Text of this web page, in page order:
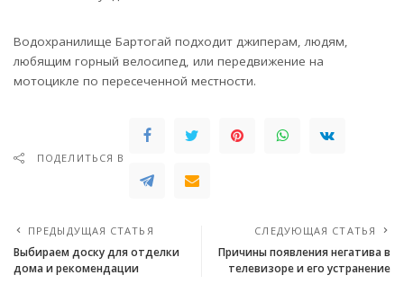
Водохранилище Бартогай подходит джиперам, людям,
любящим горный велосипед, или передвижение на
мотоцикле по пересеченной местности.
ПОДЕЛИТЬСЯ В
ПРЕДЫДУЩАЯ СТАТЬЯ
Выбираем доску для отделки
дома и рекомендации
СЛЕДУЮЩАЯ СТАТЬЯ
Причины появления негатива в
телевизоре и его устранение